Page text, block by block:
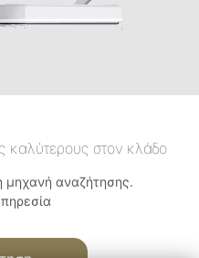
καλύτερους στον κλάδο
μηχανή αναζήτησης.